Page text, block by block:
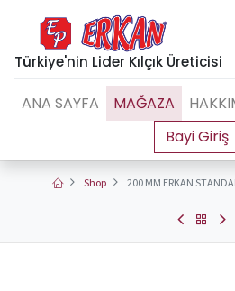
Türkiye'nin Lider Kılçık Üreticisi
ANA SAYFA MAĞAZA
Shop 200 MM ERKAN